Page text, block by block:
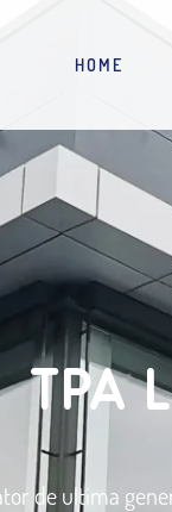
HOME
TPA
de ultima